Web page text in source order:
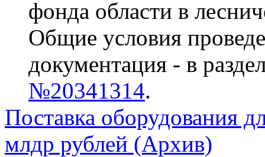
фонда области в
Общие условия
документация - в
№20341314.
Поставка оборудования
млдр рублей (Архив)